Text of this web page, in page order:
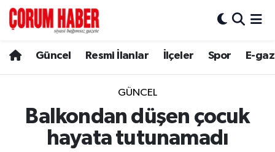
Güncel Resmi İlanlar İlçeler Spor E-
GÜNCEL
Balkondan düşen çocuk
hayata tutunamadı
Spor
Resmi İlanlar
Alaca
Hava Durumu
Çorum Namaz Vakitleri
Trafik Durumu